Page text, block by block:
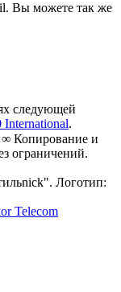
Вы можете так же
следующей
International.
∞ Копирование и
ограничений.
Логотип:
Telecom